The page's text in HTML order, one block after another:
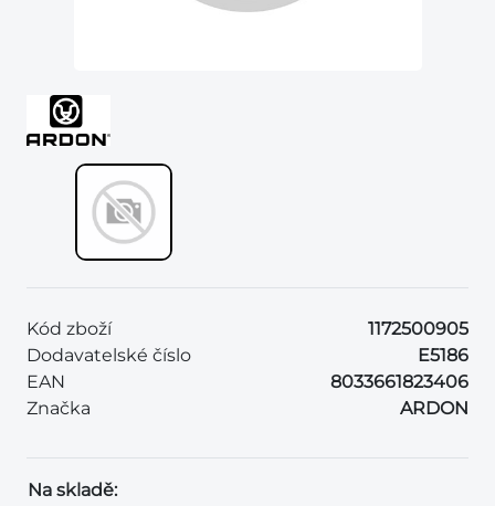
Kód zboží
1172500905
Dodavatelské číslo
E5186
EAN
8033661823406
Značka
ARDON
Na skladě: